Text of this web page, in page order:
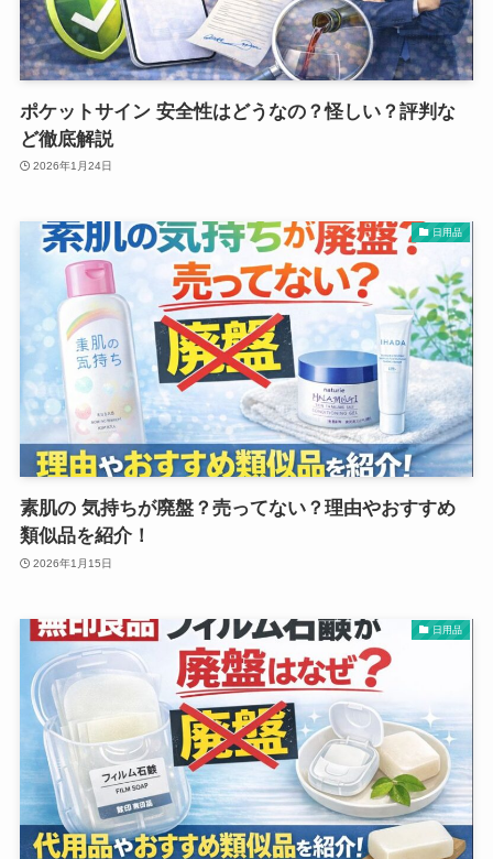
ポケットサイン 安全性はどうなの？怪しい？評判な
ど徹底解説
2026年1月24日
日用品
素肌の 気持ちが廃盤？売ってない？理由やおすすめ
類似品を紹介！
2026年1月15日
日用品